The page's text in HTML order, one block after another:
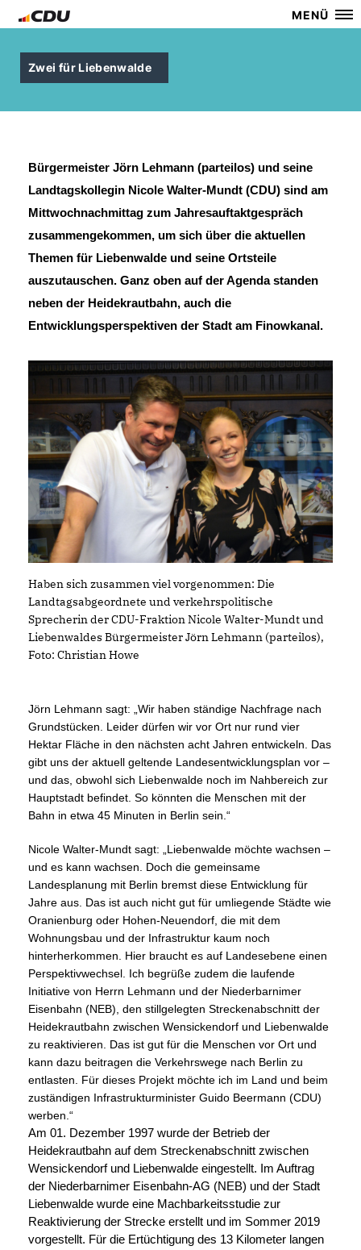
MENÜ
Zwei für Liebenwalde
Bürgermeister Jörn Lehmann (parteilos) und seine
Landtagskollegin Nicole Walter-Mundt (CDU) sind am
Mittwochnachmittag zum Jahresauftaktgespräch
zusammengekommen, um sich über die aktuellen
Themen für Liebenwalde und seine Ortsteile
auszutauschen. Ganz oben auf der Agenda standen
neben der Heidekrautbahn, auch die
Entwicklungsperspektiven der Stadt am Finowkanal.
Haben sich zusammen viel vorgenommen: Die
Landtagsabgeordnete und verkehrspolitische
Sprecherin der CDU-Fraktion Nicole Walter-Mundt und
Liebenwaldes Bürgermeister Jörn Lehmann (parteilos),
Foto: Christian Howe
Jörn Lehmann sagt: „Wir haben ständige Nachfrage nach
Grundstücken. Leider dürfen wir vor Ort nur rund vier
Hektar Fläche in den nächsten acht Jahren entwickeln. Das
gibt uns der aktuell geltende Landesentwicklungsplan vor –
und das, obwohl sich Liebenwalde noch im Nahbereich zur
Hauptstadt befindet. So könnten die Menschen mit der
Bahn in etwa 45 Minuten in Berlin sein.“
Nicole Walter-Mundt sagt: „Liebenwalde möchte wachsen –
und es kann wachsen. Doch die gemeinsame
Landesplanung mit Berlin bremst diese Entwicklung für
Jahre aus. Das ist auch nicht gut für umliegende Städte wie
Oranienburg oder Hohen-Neuendorf, die mit dem
Wohnungsbau und der Infrastruktur kaum noch
hinterherkommen. Hier braucht es auf Landesebene einen
Perspektivwechsel. Ich begrüße zudem die laufende
Initiative von Herrn Lehmann und der Niederbarnimer
Eisenbahn (NEB), den stillgelegten Streckenabschnitt der
Heidekrautbahn zwischen Wensickendorf und Liebenwalde
zu reaktivieren. Das ist gut für die Menschen vor Ort und
kann dazu beitragen die Verkehrswege nach Berlin zu
entlasten. Für dieses Projekt möchte ich im Land und beim
zuständigen Infrastrukturminister Guido Beermann (CDU)
werben.“
Am 01. Dezember 1997 wurde der Betrieb der
Heidekrautbahn auf dem Streckenabschnitt zwischen
Wensickendorf und Liebenwalde eingestellt. Im Auftrag
der Niederbarnimer Eisenbahn-AG (NEB) und der Stadt
Liebenwalde wurde eine Machbarkeitsstudie zur
Reaktivierung der Strecke erstellt und im Sommer 2019
vorgestellt. Für die Ertüchtigung des 13 Kilometer langen